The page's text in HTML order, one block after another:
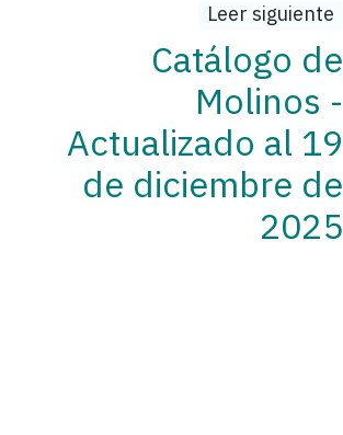
Leer siguiente
Catálogo de
Molinos -
Actualizado al 19
de diciembre de
2025